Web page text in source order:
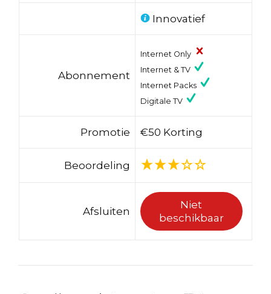
Innovatief
Abonnement
Internet Only
Internet & TV
Internet Packs
Digitale TV
Promotie €50 Korting
Beoordeling
Afsluiten
Niet
beschikbaar